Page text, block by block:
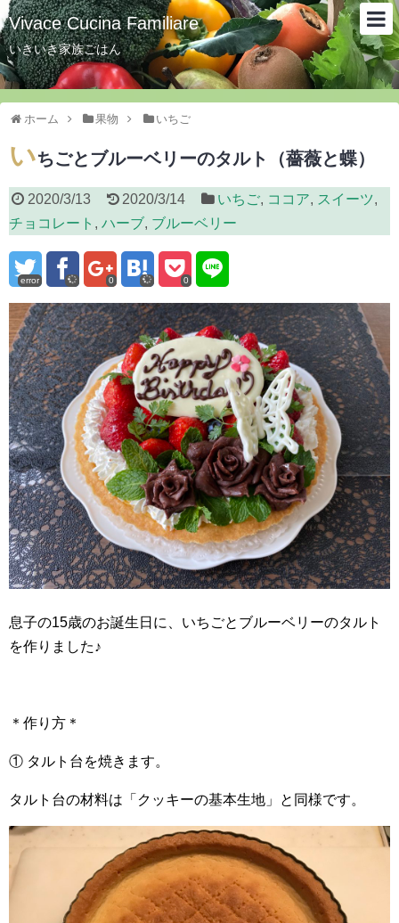
Vivace Cucina Familiare
いきいき家族ごはん
ホーム 果物 いちご
いちごとブルーベリーのタルト（薔薇と蝶）
2020/3/13 2020/3/14 いちご, ココア, スイーツ,
チョコレート , ハーブ, ブルーベリー
error 0 0
息子の15歳のお誕生日に、いちごとブルーベリーのタルト
を作りました♪
＊作り方＊
① タルト台を焼きます。
タルト台の材料は「クッキーの基本生地」と同様です。